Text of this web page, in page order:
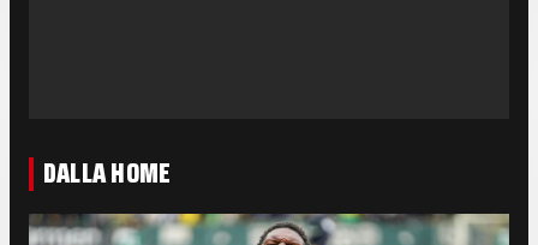
DALLA HOME